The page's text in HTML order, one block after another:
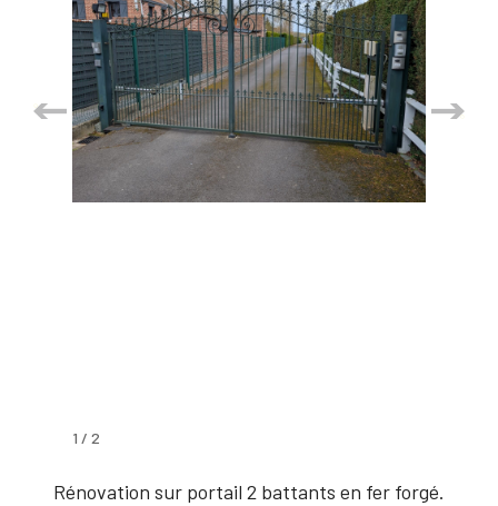
1 / 2
Rénovation sur portail 2 battants en fer forgé.